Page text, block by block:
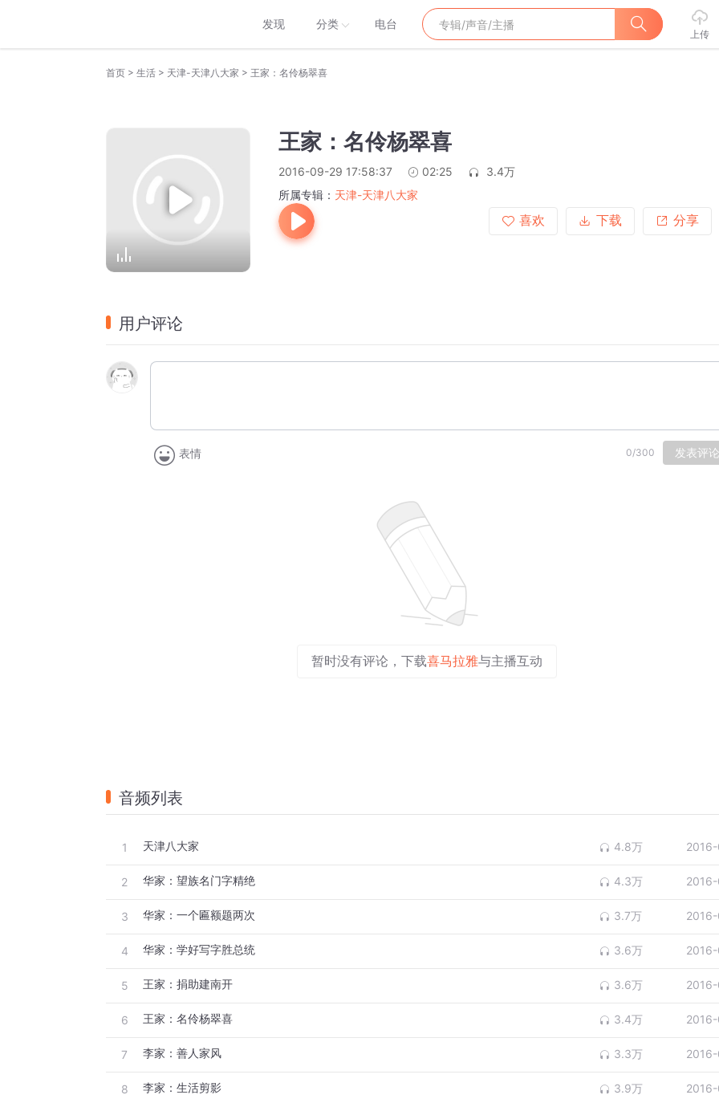
发现 分类 电台
上传
首页 > 生活 > 天津-天津八大家 > 王家：名伶杨翠喜
王家：名伶杨翠喜
2016-09-29 17:58:37 02:25
3.4万
所属专辑： 天津-天津八大家
喜欢
下载 分享
用户评论
表情 0/300 发表评论
暂时没有评论，下载喜马拉雅与主播互动
音频列表
1 天津八大家 4.8万
2 华家：望族名门字精绝 4.3万
3 华家：一个匾额题两次 3.7万
4 华家：学好写字胜总统 3.6万
5 王家：捐助建南开 3.6万
6 王家：名伶杨翠喜 3.4万
7 李家：善人家风 3.3万
8 李家：生活剪影 3.9万